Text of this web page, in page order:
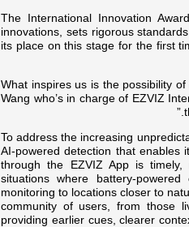
The International Innovation
innovations, sets rigorous
its place on this stage for the first
“What inspires us is the possibility
Wang who’s in charge of EZVIZ
To address the increasing
AI-powered detection that enables
through the EZVIZ App is timely,
situations where battery-
monitoring to locations closer to
community of users, from those
providing earlier cues, clearer